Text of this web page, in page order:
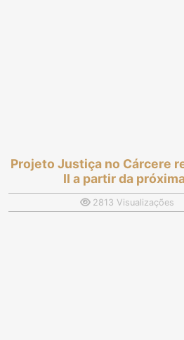
Projeto Justiça no Cárcere
II a partir da
2813 Visualizações